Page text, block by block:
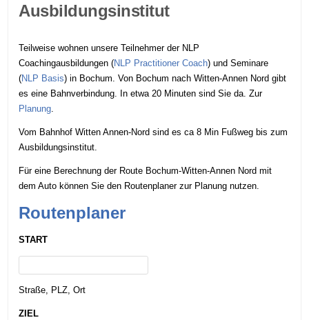
Ausbildungsinstitut
Teilweise wohnen unsere Teilnehmer der NLP
Coachingausbildungen (NLP Practitioner Coach) und Seminare
(NLP Basis) in Bochum. Von Bochum nach Witten-Annen Nord gibt
es eine Bahnverbindung. In etwa 20 Minuten sind Sie da. Zur
Planung
Vom Bahnhof Witten Annen-Nord sind es ca 8 Min Fußweg bis zum
Ausbildungsinstitut.
Für eine Berechnung der Route Bochum-Witten-Annen Nord mit
dem Auto können Sie den Routenplaner zur Planung nutzen.
Routenplaner
START
Straße, PLZ, Ort
ZIEL